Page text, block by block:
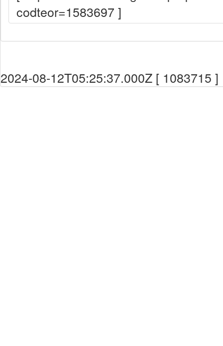
codteor=1583697 ]
2024-08-12T05:25:37.000Z [ 1083715 ]